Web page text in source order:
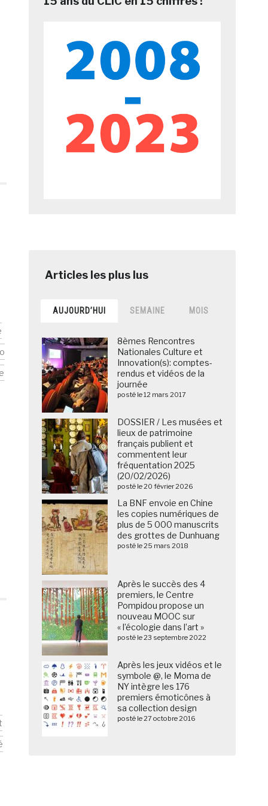
AUJOURD’HUI SEMAINE MOIS
8èmes Rencontres
Nationales Culture et
Innovation(s): comptes-
rendus et vidéos de la
journée
posté le 12 mars 2017
DOSSIER / Les musées et
lieux de patrimoine
français publient et
commentent leur
fréquentation 2025
(20/02/2026)
posté le 20 février 2026
La BNF envoie en Chine
les copies numériques de
plus de 5 000 manuscrits
des grottes de Dunhuang
posté le 25 mars 2018
Après le succès des 4
premiers, le Centre
Pompidou propose un
nouveau MOOC sur
« l’écologie dans l’art »
posté le 23 septembre 2022
Après les jeux vidéos et le
symbole @, le Moma de
NY intègre les 176
premiers émoticônes à
sa collection design
posté le 27 octobre 2016